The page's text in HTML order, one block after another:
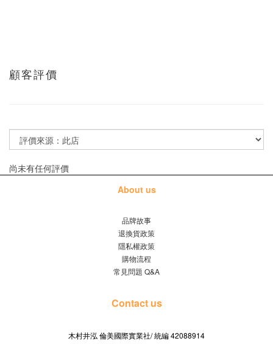
顧客評價
尚未有任何評價
About us
品牌故事
退換貨政策
隱私權政策
購物流程
常見問題 Q&A
Contact us
木村井泓 倫美國際實業社/統編 42088914